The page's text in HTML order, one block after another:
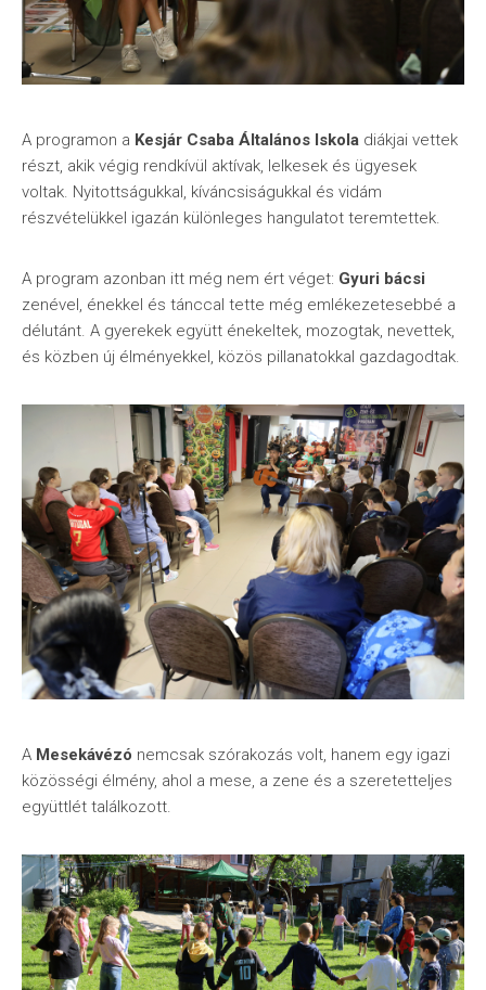
A programon a Kesjár Csaba Általános Iskola diákjai vettek
részt, akik végig rendkívül aktívak, lelkesek és ügyesek
voltak. Nyitottságukkal, kíváncsiságukkal és vidám
részvételükkel igazán különleges hangulatot teremtettek.
A program azonban itt még nem ért véget: Gyuri bácsi
zenével, énekkel és tánccal tette még emlékezetesebbé a
délutánt. A gyerekek együtt énekeltek, mozogtak, nevettek,
és közben új élményekkel, közös pillanatokkal gazdagodtak.
A Mesekávézó nemcsak szórakozás volt, hanem egy igazi
közösségi élmény, ahol a mese, a zene és a szeretetteljes
együttlét találkozott.